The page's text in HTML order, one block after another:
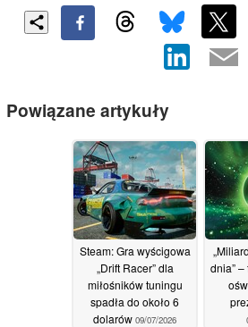
Powiązane artykuły
Steam: Gra wyścigowa
„Drift Racer” dla
miłośników tuningu
spadła do około 6
dolarów 09/07/2026
dnia”